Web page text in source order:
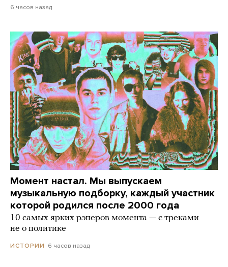
6 часов назад
Момент настал. Мы выпускаем
музыкальную подборку, каждый участник
которой родился после 2000 года
10 самых ярких рэперов момента — с треками
не о политике
ИСТОРИИ 6 часов назад